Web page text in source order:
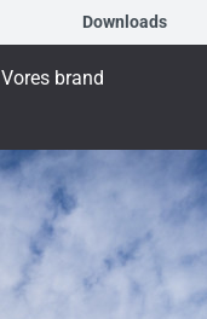
Downloads
Vores brand